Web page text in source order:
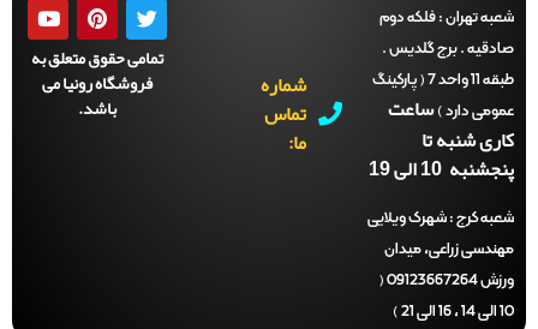
تهران :فلکه دوم
. برج گلدیس .
طبقه 11 واحد 7 ( پارکینگ
دارد )ساعت
شنبه تا
10 الی 19
کرج :شهرک ویلایی
زراعی، میدان
ورزش 09123667264 (
شماره
تماس
تمامی حقوق متعلق به
فروشگاه رونیا می
باشد.